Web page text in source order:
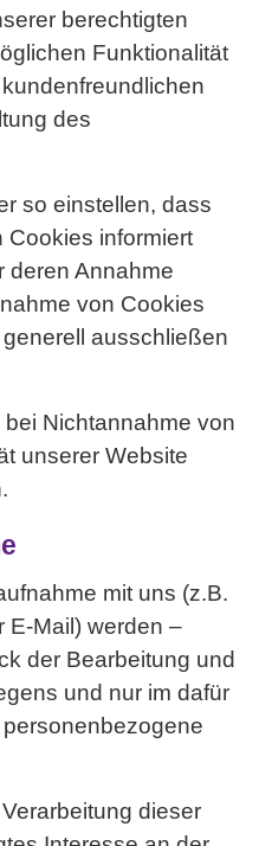
berechtigten
Funktionalität
des
so einstellen, dass
Cookies informiert
deren Annahme
von Cookies
ausschließen
Nichtannahme von
unserer Website
mit uns (z.B.
E-Mail) werden –
der Bearbeitung und
und nur im dafür
dieser